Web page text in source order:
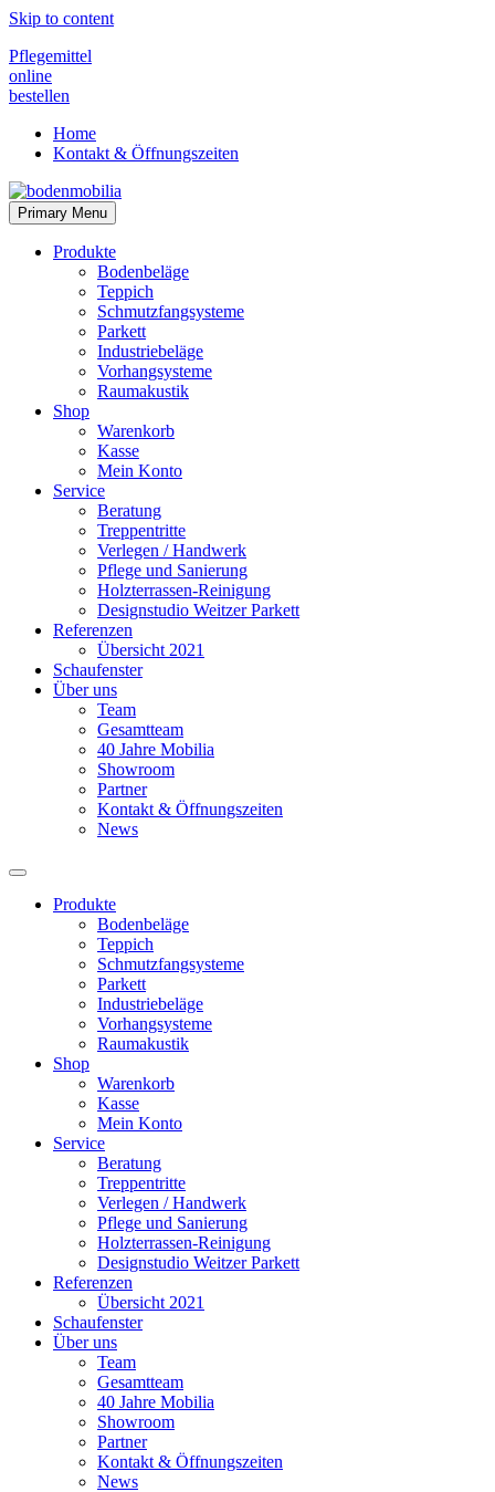
Skip to content
Pflegemittel
online
bestellen
Home
Kontakt & Öffnungszeiten
bodenmobilia
40 Jahre
Primary Menu
Produkte
Bodenbeläge
Teppich
Schmutzfangsysteme
Parkett
Industriebeläge
Vorhangsysteme
Raumakustik
Shop
Warenkorb
Kasse
Mein Konto
Service
Beratung
Treppentritte
Verlegen / Handwerk
Pflege und Sanierung
Holzterrassen-Reinigung
Designstudio Weitzer Parkett
Referenzen
Übersicht 2021
Schaufenster
Über uns
Team
Gesamtteam
40 Jahre Mobilia
Showroom
Partner
Kontakt & Öffnungszeiten
News
Produkte
Bodenbeläge
Teppich
Schmutzfangsysteme
Parkett
Industriebeläge
Vorhangsysteme
Raumakustik
Shop
Warenkorb
Kasse
Mein Konto
Service
Beratung
Treppentritte
Verlegen / Handwerk
Pflege und Sanierung
Holzterrassen-Reinigung
Designstudio Weitzer Parkett
Referenzen
Übersicht 2021
Schaufenster
Über uns
Team
Gesamtteam
40 Jahre Mobilia
Showroom
Partner
Kontakt & Öffnungszeiten
News